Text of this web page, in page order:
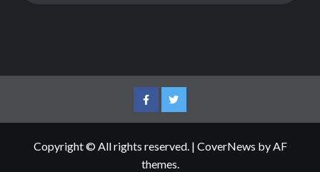
FacebookTwitter
Copyright © All rights reserved. | CoverNews by AF
themes.